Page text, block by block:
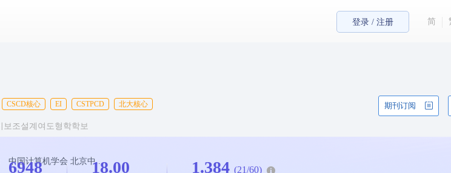
登录 / 注册 简
CSCD核心 EI CSTPCD 北大核心 期刊订阅
보조설계여도형학학보
中国计算机学会 北京中...
6948 18.00 1.384 (21/60)